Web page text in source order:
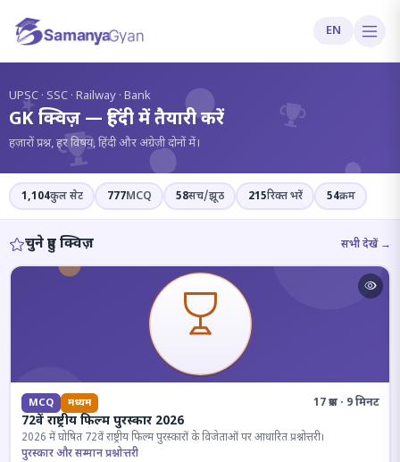
EN
?
UPSC · SSC · Railway · Bank
GK क्विज़ — हिंदी में तैयारी करें
हज़ारों प्रश्न, हर विषय, हिंदी और अंग्रेज़ी दोनों में।
1,104कुल सेट 777MCQ 58सच/झूठ 215रिक्त भरें 54क्रम
चुने हुए क्विज़ सभी देखें →
MCQ मध्यम 17 प्रश्न · 9 मिनट
72वें राष्ट्रीय फिल्म पुरस्कार 2026
2026 में घोषित 72वें राष्ट्रीय फिल्म पुरस्कारों के विजेताओं पर आधारित प्रश्नोत्तरी।
पुरस्कार और सम्मान प्रश्नोत्तरी